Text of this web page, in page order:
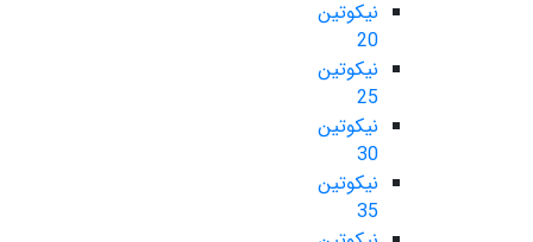
نیکوتین
20
نیکوتین
25
نیکوتین
30
نیکوتین
35